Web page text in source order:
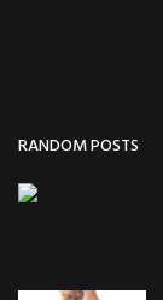
RANDOM POSTS